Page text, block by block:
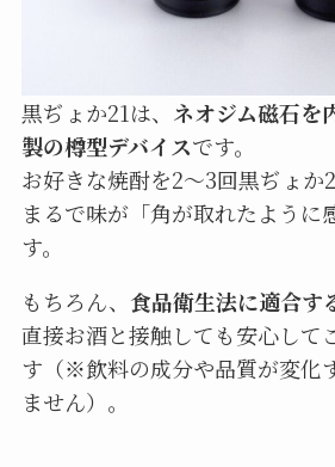
黒ぢょか21は、 ネオジム磁石を
製の樽型デバイスです。
お好きな焼酎を2〜3回黒ぢょか
まるで味が「角が取れたように
す。
もちろん、 食品衛生法に適合す
直接お酒と接触しても安心して
す（※飲料の成分や品質が変化
ません）。